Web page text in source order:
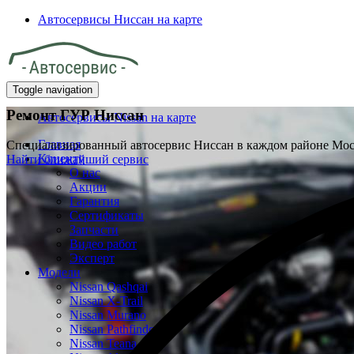
Автосервисы Ниссан на карте
Toggle navigation
Автосервисы Nissan на карте
Главная
Клиенту
О нас
Акции
Гарантия
Сертификаты
Запчасти
Видео работ
Эксперт
Модели
Nissan Qashqai
Nissan X-Trail
Nissan Murano
Nissan Pathfinder
Nissan Teana
Ремонт ГУР Ниссан
Специализированный автосервис Ниссан в каждом районе
Найти ближайший сервис